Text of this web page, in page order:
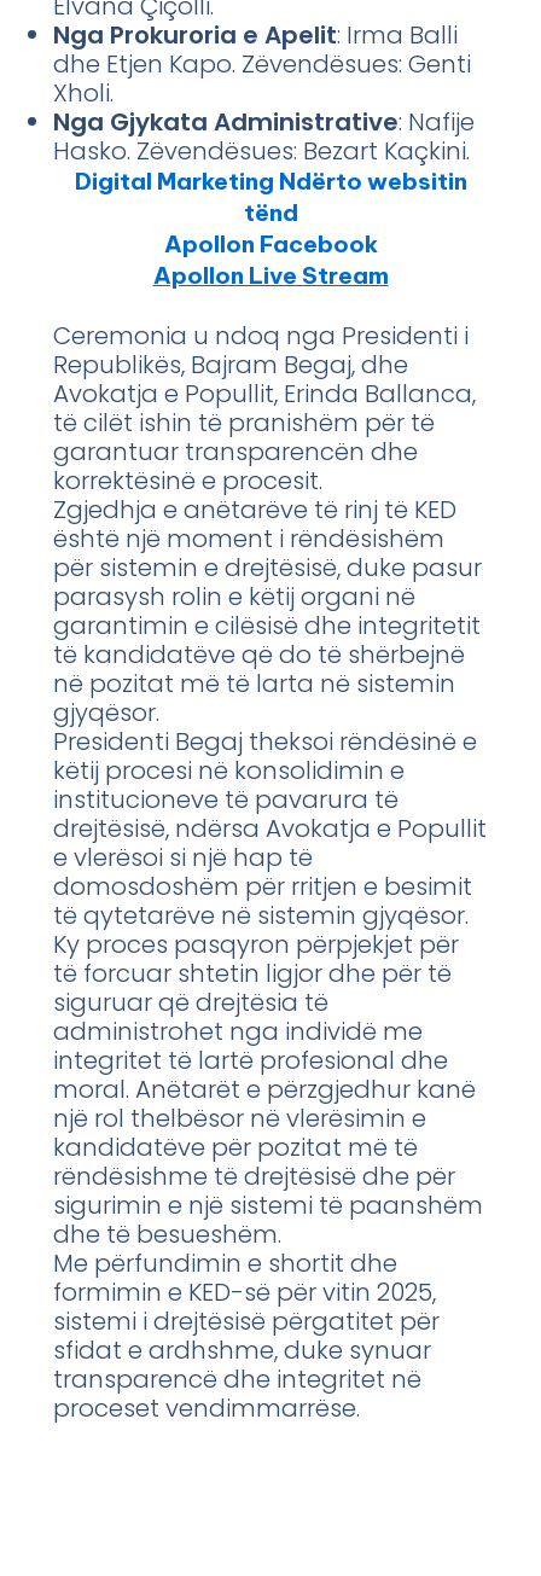
Nga Prokuroria e Apelit: Irma Balli
dhe Etjen Kapo. Zëvendësues: Genti
Xholi.
Nga Gjykata Administrative: Nafije
Hasko. Zëvendësues: Bezart Kaçkini.
Digital Marketing Ndërto websitin
tënd
Apollon Facebook
Apollon Live Stream
Ceremonia u ndoq nga Presidenti i
Republikës, Bajram Begaj, dhe
Avokatja e Popullit, Erinda Ballanca,
të cilët ishin të pranishëm për të
garantuar transparencën dhe
korrektësinë e procesit.
Zgjedhja e anëtarëve të rinj të KED
është një moment i rëndësishëm
për sistemin e drejtësisë, duke pasur
parasysh rolin e këtij organi në
garantimin e cilësisë dhe integritetit
të kandidatëve që do të shërbejnë
në pozitat më të larta në sistemin
gjyqësor.
Presidenti Begaj theksoi rëndësinë e
këtij procesi në konsolidimin e
institucioneve të pavarura të
drejtësisë, ndërsa Avokatja e Popullit
e vlerësoi si një hap të
domosdoshëm për rritjen e besimit
të qytetarëve në sistemin gjyqësor.
Ky proces pasqyron përpjekjet për
të forcuar shtetin ligjor dhe për të
siguruar që drejtësia të
administrohet nga individë me
integritet të lartë profesional dhe
moral. Anëtarët e përzgjedhur kanë
një rol thelbësor në vlerësimin e
kandidatëve për pozitat më të
rëndësishme të drejtësisë dhe për
sigurimin e një sistemi të paanshëm
dhe të besueshëm.
Me përfundimin e shortit dhe
formimin e KED-së për vitin 2025,
sistemi i drejtësisë përgatitet për
sfidat e ardhshme, duke synuar
transparencë dhe integritet në
proceset vendimmarrëse.